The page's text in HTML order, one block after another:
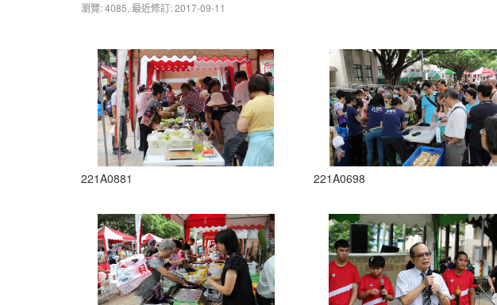
瀏覽: 4085, 最近修訂: 2017-09-11
221A0881 221A0698